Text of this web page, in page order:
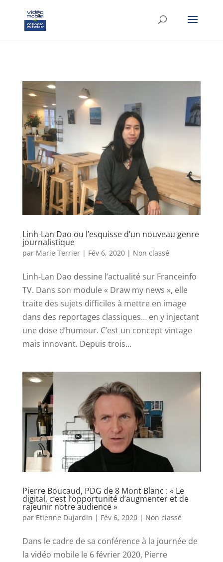
Linh-Lan Dao ou l’esquisse d’un nouveau genre
journalistique
par Marie Terrier| Fév 6, 2020| Non classé
Linh-Lan Dao dessine l’actualité sur Franceinfo
TV. Dans son module « Draw my news », elle
traite des sujets difficiles à mettre en image
dans des reportages classiques… en y injectant
une dose d’humour. C’est un concept vintage
mais innovant. Depuis trois...
Pierre Boucaud, PDG de 8 Mont Blanc : « Le
digital, c’est l’opportunité d’augmenter et de
rajeunir notre audience »
par Etienne Dujardin | Fév 6, 2020| Non classé
Dans le cadre de sa conférence à la journée de
la vidéo mobile le 6 février 2020, Pierre